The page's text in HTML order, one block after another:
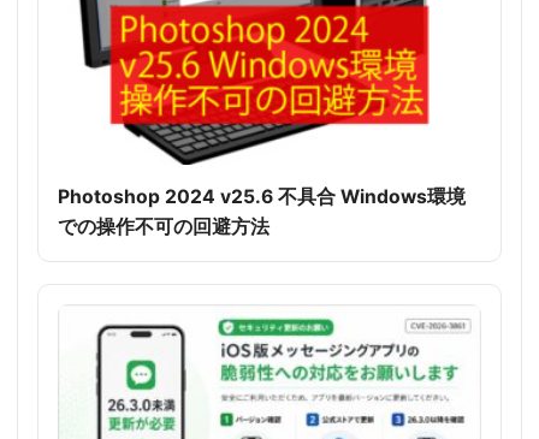
Photoshop 2024 v25.6 不具合 Windows環境
での操作不可の回避方法